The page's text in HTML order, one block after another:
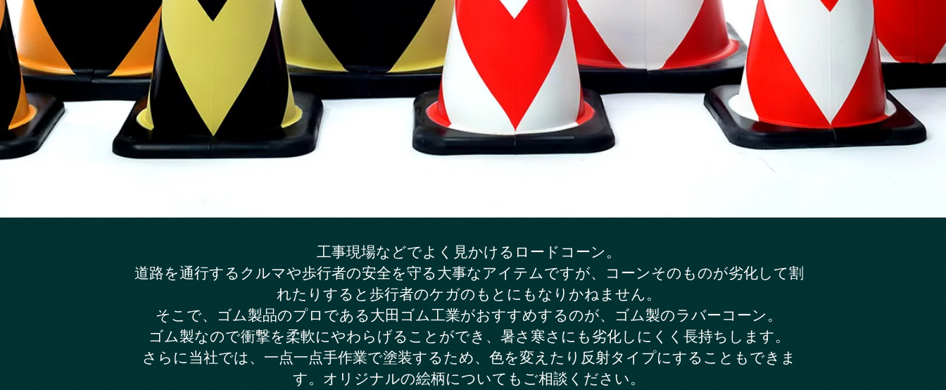
工事現場などでよく見かけるロードコーン。
道路を通行するクルマや歩行者の安全を守る大事なアイテムですが、コーンそのものが劣化して割
れたりすると歩行者のケガのもとにもなりかねません。
そこで、ゴム製品のプロである大田ゴム工業がおすすめするのが、ゴム製のラバーコーン。
ゴム製なので衝撃を柔軟にやわらげることができ、暑さ寒さにも劣化しにくく長持ちします。
さらに当社では、 一点一点手作業で塗装するため、色を変えたり反射タイプにすることもできま
す。オリジナルの絵柄についてもご相談ください。